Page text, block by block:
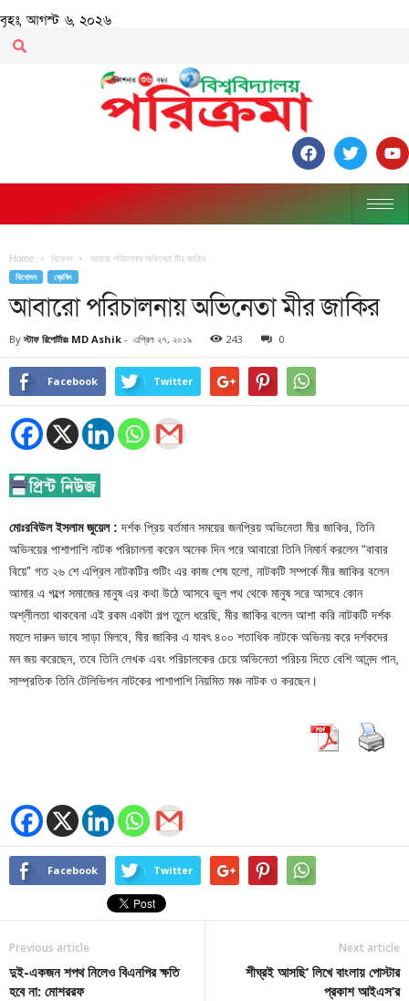
বৃহঃ, আগস্ট ৬, ২০২৬
Home বিনোদন আবারো পরিচালনায় অভিনেতা মীর জাকির
বিনোদন ব্রেকিং
আবারো পরিচালনায় অভিনেতা মীর জাকির
By স্টাফ রিপোর্টারঃ MD Ashik - এপ্রিল ২৭, ২০১৯ 243 0
Facebook Twitter
মোঃরবিউল ইসলাম জুয়েল : দর্শক প্রিয় বর্তমান সময়ের জনপ্রিয় অভিনেতা মীর জাকির, তিনি
অভিনয়ের পাশাপাশি নাটক পরিচালনা করেন অনেক দিন পরে আবারো তিনি নিমার্ন করলেন “বাবার
বিয়ে” গত ২৬ শে এপ্রিল নাটকটির শুটিং এর কাজ শেষ হলো, নাটকটি সম্পর্কে মীর জাকির বলেন
আমার এ গল্পে সমাজের মানুষ এর কথা উঠে আসবে ভুল পথ থেকে মানুষ সরে আসবে কোন
অশ্লীলতা থাকবেনা এই রকম একটা গল্প তুলে ধরেছি, মীর জাকির বলেন আশা করি নাটকটি দর্শক
মহলে দারুন ভাবে সাড়া মিলবে, মীর জাকির এ যাবৎ ৪০০ শতাধিক নাটকে অভিনয় করে দর্শকদের
মন জয় করেছেন, তবে তিনি লেখক এবং পরিচালকের চেয়ে অভিনেতা পরিচয় দিতে বেশি আনন্দ পান,
সাম্প্রতিক তিনি টেলিভিশন নাটকের পাশাপাশি নিয়মিত মঞ্চ নাটক ও করছেন।
Facebook Twitter
Previous article
দুই-একজন শপথ নিলেও বিএনপির ক্ষতি
হবে না: মোশররফ
Next article
শীঘ্রই আসছি’ লিখে বাংলায় পোস্টার
প্রকাশ আইএস’র